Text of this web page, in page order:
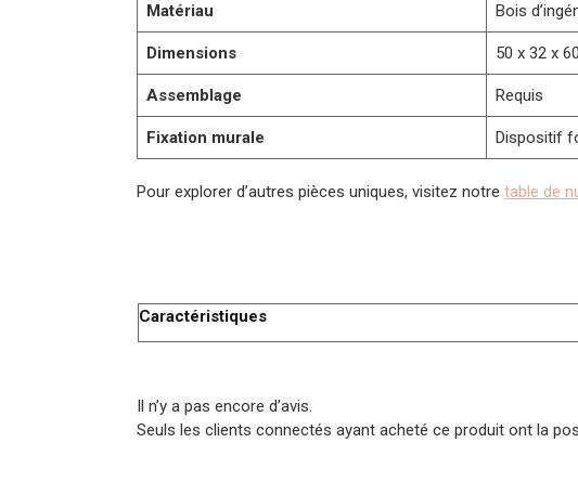
Matériau Bois
Dimensions 50 x 32 x
Assemblage Requis
Fixation murale Dispositif
Pour explorer d’autres pièces uniques, visitez notretable de
Caractéristiques
Il n’y a pas encore d’avis.
Seuls les clients connectés ayant acheté ce produit ont la